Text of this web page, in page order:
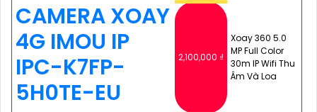
CAMERA XOAY
4G IMOU IP
IPC-K7FP-
5H0TE-EU
2,100,000 ₫
Xoay 360 5.0
MP Full Color
30m IP Wifi Thu
Âm Và Loa